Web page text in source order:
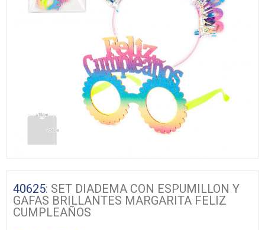
40625: SET DIADEMA CON ESPUMILLON Y
GAFAS BRILLANTES MARGARITA FELIZ
CUMPLEAÑOS